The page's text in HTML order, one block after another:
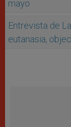
mayo
Entrevista de
eutanasia,